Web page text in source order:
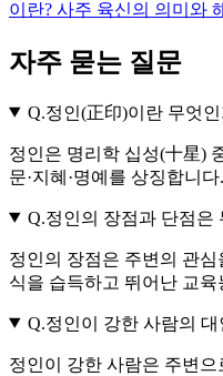
이란? 사주 육신의 의미와
자주 묻는 질문
Q.정인(正印)이란 무엇
정인은 명리학 십성(十星)
문·지혜·명예를 상징합니다.
Q.정인의 장점과 단점은
정인의 장점은 주변의 관심
식을 습득하고 뛰어난 교
Q.정인이 강한 사람의
정인이 강한 사람은 주변